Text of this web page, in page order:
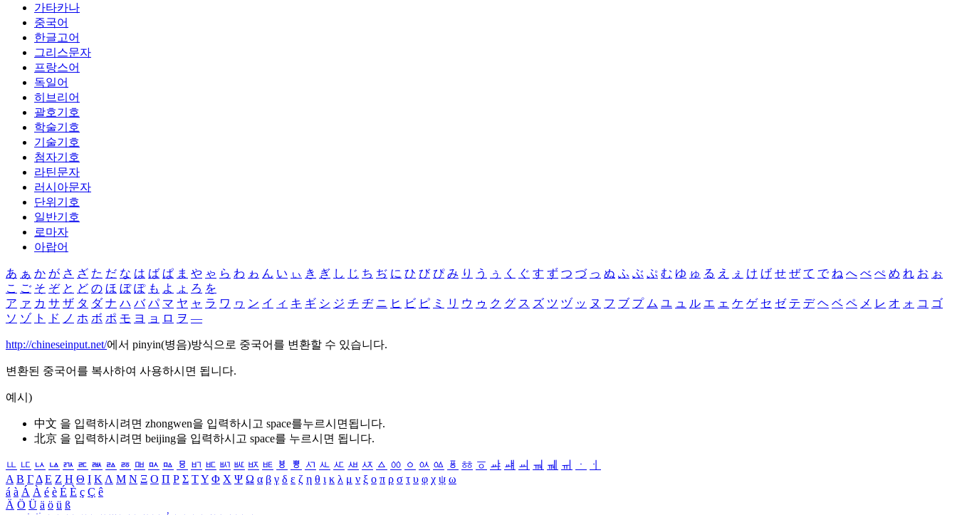
가타카나
중국어
한글고어
그리스문자
프랑스어
독일어
히브리어
괄호기호
학술기호
기술기호
첨자기호
라틴문자
러시아문자
단위기호
일반기호
로마자
아랍어
あ ぁ か が さ ざ た だ な は ば ぱ ま や ゃ ら わ ゎ ん い ぃ き ぎ し じ ち ぢ に ひ び ぴ み り う ぅ く ぐ す ず つ づ っ ぬ ふ ぶ ぷ む ゆ ゅ る え ぇ け げ せ ぜ て で ね へ べ ぺ め れ お ぉ
こ ご そ ぞ と ど の ほ ぼ ぽ も よ ょ ろ を
ア ァ カ サ ザ タ ダ ナ ハ バ パ マ ヤ ャ ラ ワ ヮ ン イ ィ キ ギ シ ジ チ ヂ ニ ヒ ビ ピ ミ リ ウ ゥ ク グ ス ズ ツ ヅ ッ ヌ フ ブ プ ム ユ ュ ル エ ェ ケ ゲ セ ゼ テ デ ヘ ベ ペ メ レ オ ォ コ ゴ
ソ ゾ ト ド ノ ホ ボ ポ モ ヨ ョ ロ ヲ ―
http://chineseinput.net/에서 pinyin(병음)방식으로 중국어를 변환할 수 있습니다.
변환된 중국어를 복사하여 사용하시면 됩니다.
예시)
中文 을 입력하시려면 zhongwen을 입력하시고 space를누르시면됩니다.
北京 을 입력하시려면 beijing을 입력하시고 space를 누르시면 됩니다.
ㅥ ㅦ ㅧ ㅨ ㅩ ㅪ ㅫ ㅬ ㅭ ㅮ ㅯ ㅰ ㅱ ㅲ ㅳ ㅴ ㅵ ㅶ ㅷ ㅸ ㅹ ㅺ ㅻ ㅼ ㅽ ㅾ ㅿ ㆀ ㆁ ㆂ ㆃ ㆄ ㆅ ㆆ ㆇ ㆈ ㆉ ㆊ ㆋ ㆌ ㆍ
ㆎ
Α Β ΓΔ Ε Ζ Η Θ Ι ΚΛ Μ Ν Ξ Ο Π Ρ Σ ΤΥ Φ Χ Ψ Ω α β γ δ ε ζ η θ ι κ λ μ ν ξ ο π ρ σ τ υ φ χ ψ ω
á à Á À é è É È ç Ç ê
Ä Ö Ü ä ö ü ß